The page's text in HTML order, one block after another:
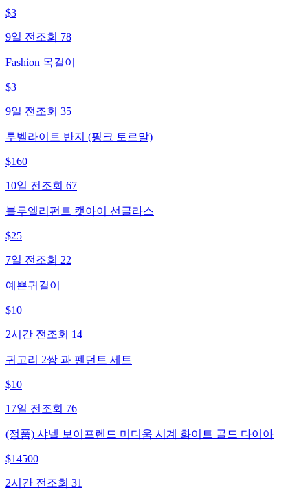
$3
9일 전 조회 78
Fashion 목걸이
$3
9일 전 조회 35
루벨라이트 반지 (핑크 토르말)
$160
10일 전 조회 67
블루엘리펀트 캣아이 선글라스
$25
7일 전 조회 22
예쁜귀걸이
$10
2시간 전 조회 14
귀고리 2쌍 과 펜던트 세트
$10
17일 전 조회 76
(정품) 샤넬 보이프렌드 미디움 시계 화이트 골드 다이아
$14500
2시간 전 조회 31